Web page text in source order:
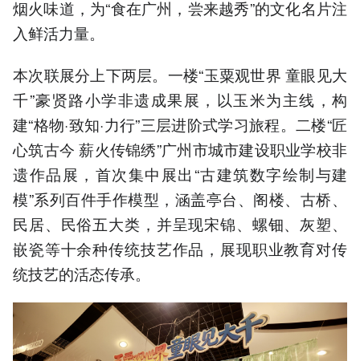
烟火味道，为“食在广州，尝来越秀”的文化名片注
入鲜活力量。
本次联展分上下两层。一楼“玉粟观世界 童眼见大
千”豪贤路小学非遗成果展，以玉米为主线，构
建“格物·致知·力行”三层进阶式学习旅程。二楼“匠
心筑古今 薪火传锦绣”广州市城市建设职业学校非
遗作品展，首次集中展出“古建筑数字绘制与建
模”系列百件手作模型，涵盖亭台、阁楼、古桥、
民居、民俗五大类，并呈现宋锦、螺钿、灰塑、
嵌瓷等十余种传统技艺作品，展现职业教育对传
统技艺的活态传承。